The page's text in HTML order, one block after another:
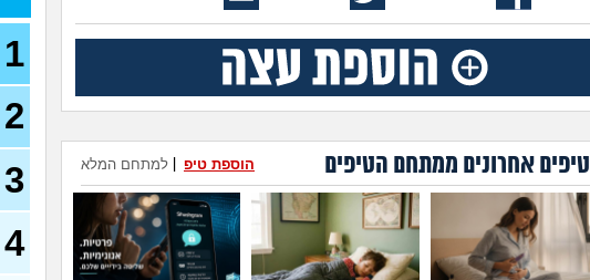
טיפים אחרונים ממתחם הטיפים למתחם המלא הוספת טיפ
בת 23)
1
2
3
4